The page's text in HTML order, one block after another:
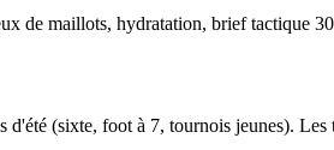
de maillots, hydratation, brief tactique
(sixte, foot à 7, tournois jeunes).